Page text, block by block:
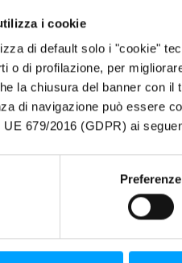
i cookie
di default solo i "cookie"
o di profilazione, per
la chiusura del banner con
di navigazione può essere
679/2016 (GDPR) ai
Preferenze